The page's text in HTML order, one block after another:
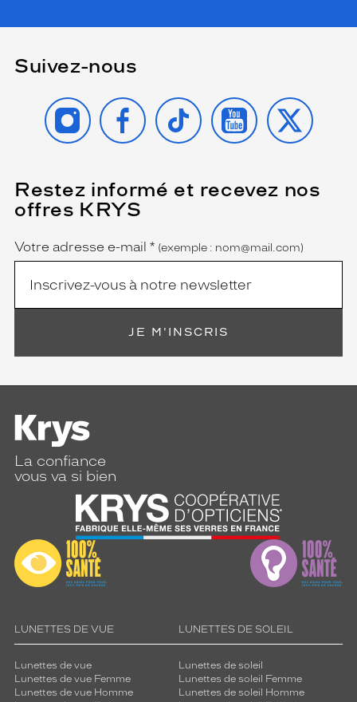
Suivez-nous
INSTAGRAMFACEBOOK
TIKTOK YOUTUBE
X
Restez informé et recevez nos
offres KRYS
Name
Votre adresse e-mail *
(Ce
champ
est
obligatoire)
(exemple : nom@mail.com)
JE M'INSCRIS
La confiance
vous va si bien
LUNETTES DE VUE
Lunettes de vue
Lunettes de vue Femme
Lunettes de vue Homme
LUNETTES DE SOLEIL
Lunettes de soleil
Lunettes de soleil Femme
Lunettes de soleil Homme